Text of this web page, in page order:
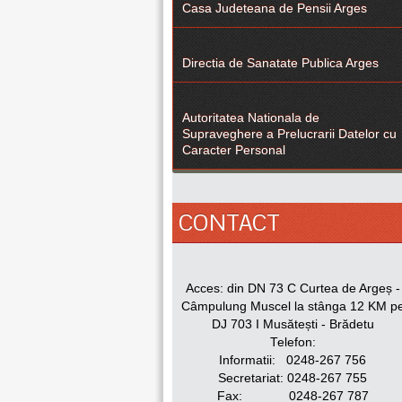
Casa Judeteana de Pensii Arges
Directia de Sanatate Publica Arges
Autoritatea Nationala de
Supraveghere a Prelucrarii Datelor cu
Caracter Personal
CONTACT
Acces: din DN 73 C Curtea de Argeș -
Câmpulung Muscel la stânga 12 KM
DJ 703 I Musătești - Brădetu
Telefon:
Informatii: 0248-267 756
Secretariat: 0248-267 755
Fax: 0248-267 787